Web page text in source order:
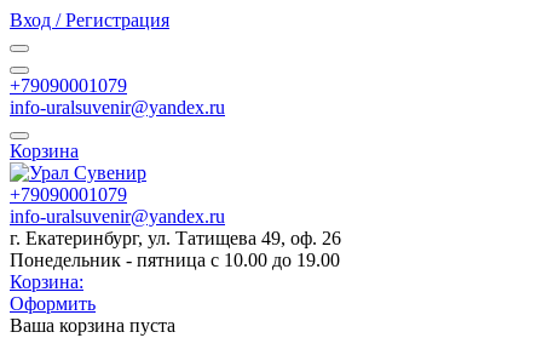
Вход / Регистрация
+79090001079
info-uralsuvenir@yandex.ru
Корзина
+79090001079
info-uralsuvenir@yandex.ru
г. Екатеринбург, ул. Татищева 49, оф. 26
Понедельник - пятница с 10.00 до 19.00
Корзина:
Оформить
Ваша корзина пуста